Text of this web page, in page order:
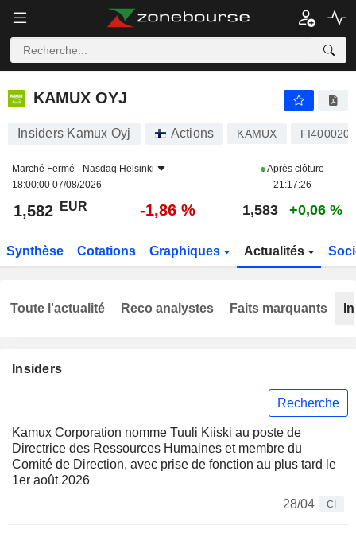
KAMUX OYJ
KAMUX OYJ
Insiders Kamux Oyj Actions KAMUX
Marché Fermé - Nasdaq Helsinki
18:00:00 07/08/2026
Après clôture
21:17:26
1,582 EUR -1,86 % 1,583 +0,06 %
Synthèse Cotations Graphiques Actualités
Insiders
Recherche
Kamux Corporation nomme Tuuli Kiiski au poste de
Directrice des Ressources Humaines et membre du
Comité de Direction, avec prise de fonction au plus tard le
1er août 2026
28/04
CI
Toute l'actualité Reco analystes Faits marquants